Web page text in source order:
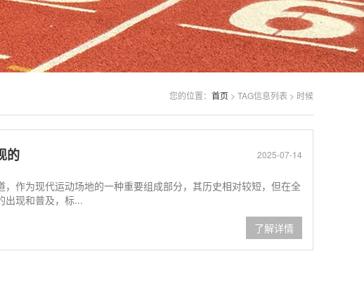
您的位置： 首页 > TAG信息列表 > 时候
2025-07-14
的
，作为现代运动场地的一种重要组成部分，其历史相对较短，但在全
出现和普及，标...
了解详情